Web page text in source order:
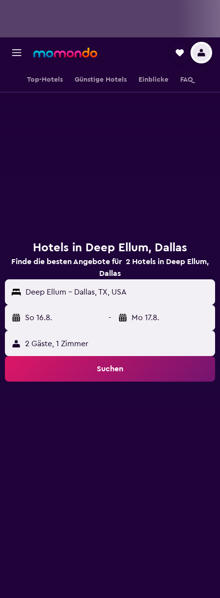
Top-Hotels Günstige Hotels Einblicke FAQ
Hotels in Deep Ellum, Dallas
Finde die besten Angebote für 2 Hotels in Deep Ellum,
Dallas
Deep Ellum - Dallas, TX, USA
So 16.8. - Mo 17.8.
2 Gäste, 1 Zimmer
Suchen